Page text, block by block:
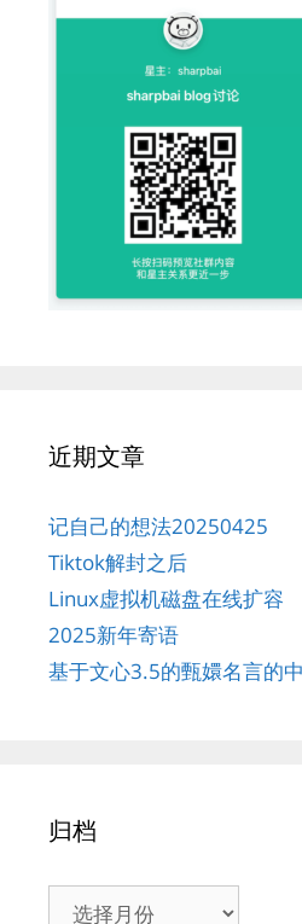
近期文章
记自己的想法20250425
Tiktok解封之后
Linux虚拟机磁盘在线扩容
2025新年寄语
基于文心3.5的甄嬛名言的
归档